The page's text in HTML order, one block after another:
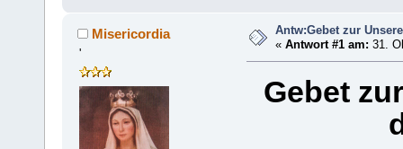
Misericordia
'
Antw:Gebet zur
«Antwort #1 am: 31.
Gebet